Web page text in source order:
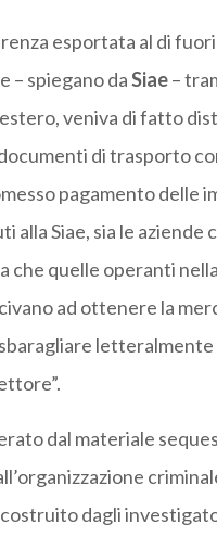
esportata al di
– spiegano daSiae–
veniva di fatto
di trasporto
pagamento delle
alla Siae, sia le aziende
che quelle operanti
ad ottenere la
letteralmente
dal materiale
dagli